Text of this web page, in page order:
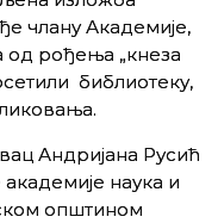
члану Академије,
од рођења „кнеза
библиотеку,
Андријана Русић
наука и
општином